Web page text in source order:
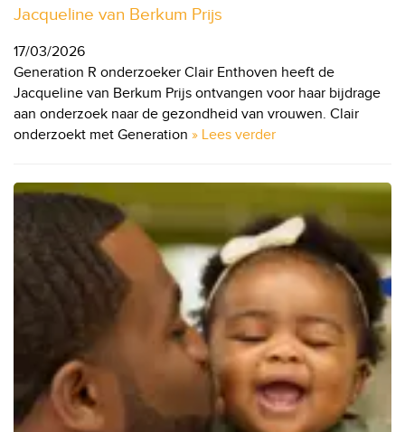
Jacqueline van Berkum Prijs
17/03/2026
Generation R onderzoeker Clair Enthoven heeft de
Jacqueline van Berkum Prijs ontvangen voor haar bijdrage
aan onderzoek naar de gezondheid van vrouwen. Clair
onderzoekt met Generation » Lees verder